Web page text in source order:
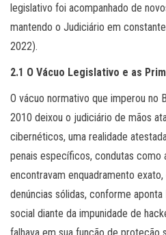
legislativo foi acompanhado de
mantendo o Judiciário em
2022).
2.1 O Vácuo Legislativo e as
O vácuo normativo que imperou no
2010 deixou o judiciário de mãos
cibernéticos, uma realidade
penais específicos, condutas como
encontravam enquadramento
denúncias sólidas, conforme
social diante da impunidade de